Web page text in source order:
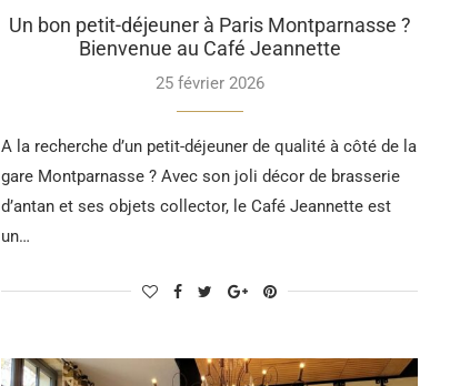
Un bon petit-déjeuner à Paris Montparnasse ?
Bienvenue au Café Jeannette
25 février 2026
A la recherche d’un petit-déjeuner de qualité à côté de la
gare Montparnasse ? Avec son joli décor de brasserie
d’antan et ses objets collector, le Café Jeannette est
un…